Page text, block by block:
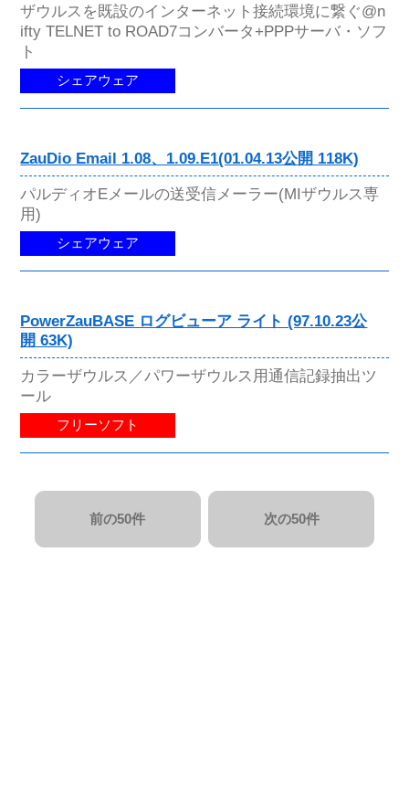
ザウルスを既設のインターネット接続環境に繋ぐ@n
ifty TELNET to ROAD7コンバータ+PPPサーバ・ソフ
ト
シェアウェア
ZauDio Email 1.08、1.09.E1(01.04.13公開 118K)
パルディオEメールの送受信メーラー(MIザウルス専
用)
シェアウェア
PowerZauBASE ログビューア ライト (97.10.23公
開 63K)
カラーザウルス／パワーザウルス用通信記録抽出ツ
ール
フリーソフト
前の50件 次の50件